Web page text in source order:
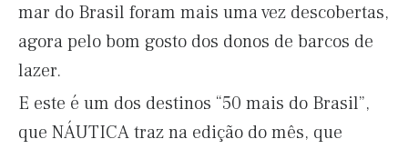
mar do Brasil foram mais uma vez descobertas,
agora pelo bom gosto dos donos de barcos de
lazer.
E este é um dos destinos “50 mais do Brasil”,
que NÁUTICA traz na edição do mês, que